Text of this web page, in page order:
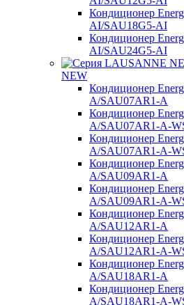
Кондиционер
AI/SAU18G5-AI
Кондиционер
AI/SAU24G5-AI
NEW
Кондиционер
A/SAU07AR1-A
Кондиционер
A/SAU07AR1-A-
Кондиционер
A/SAU07AR1-A-
Кондиционер
A/SAU09AR1-A
Кондиционер
A/SAU09AR1-A-
Кондиционер
A/SAU12AR1-A
Кондиционер
A/SAU12AR1-A-
Кондиционер
A/SAU18AR1-A
Кондиционер
A/SAU18AR1-A-